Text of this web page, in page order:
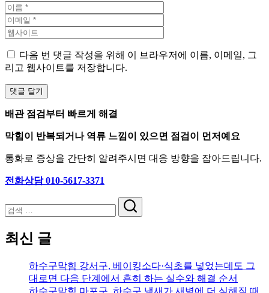
다음 번 댓글 작성을 위해 이 브라우저에 이름, 이메일, 그
리고 웹사이트를 저장합니다.
배관 점검부터 빠르게 해결
막힘이 반복되거나 역류 느낌이 있으면 점검이 먼저예요
통화로 증상을 간단히 알려주시면 대응 방향을 잡아드립니다.
전화상담 010-5617-3371
검
최신 글
하수구막힘 강서구, 베이킹소다·식초를 넣었는데도 그
대로면 다음 단계에서 흔히 하는 실수와 해결 순서
하수구막힘 마포구, 하수구 냄새가 새벽에 더 심해질 때